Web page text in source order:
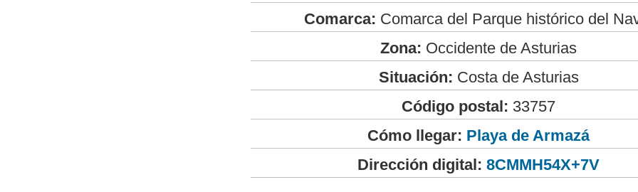
Comarca: Comarca del Parque histórico del
Zona: Occidente de Asturias
Situación: Costa de Asturias
Código postal: 33757
Cómo llegar: Playa de Armazá
Dirección digital: 8CMMH54X+7V